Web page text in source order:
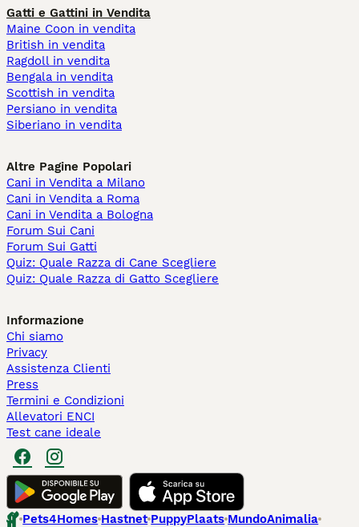
Gatti e Gattini in Vendita
Maine Coon in vendita
British in vendita
Ragdoll in vendita
Bengala in vendita
Scottish in vendita
Persiano in vendita
Siberiano in vendita
Altre Pagine Popolari
Cani in Vendita a Milano
Cani in Vendita a Roma
Cani in Vendita a Bologna
Forum Sui Cani
Forum Sui Gatti
Quiz: Quale Razza di Cane Scegliere
Quiz: Quale Razza di Gatto Scegliere
Informazione
Chi siamo
Privacy
Assistenza Clienti
Press
Termini e Condizioni
Allevatori ENCI
Test cane ideale
Pets4Homes Hastnet PuppyPlaats MundoAnimalia